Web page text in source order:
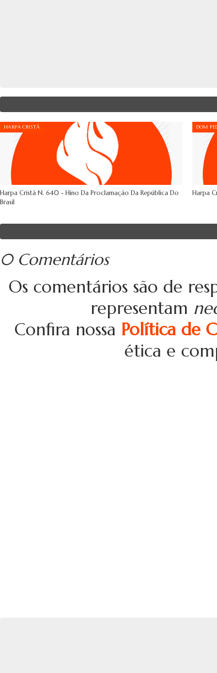
HARPA CRISTÃ
Harpa Cristã N. 640 - Hino Da Proclamação Da República Do
Brasil
DOM
Harpa
0 Comentários
Os comentários são de
representam
Confira nossa Política de
ética e